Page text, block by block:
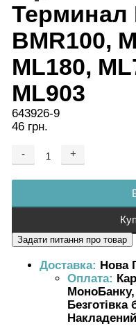
Терминал
BMR100,
ML180,
ML903
643926-9
46 грн.
- +
Доставка: Нова
Оплата:
МоноБанку,
Безготівка